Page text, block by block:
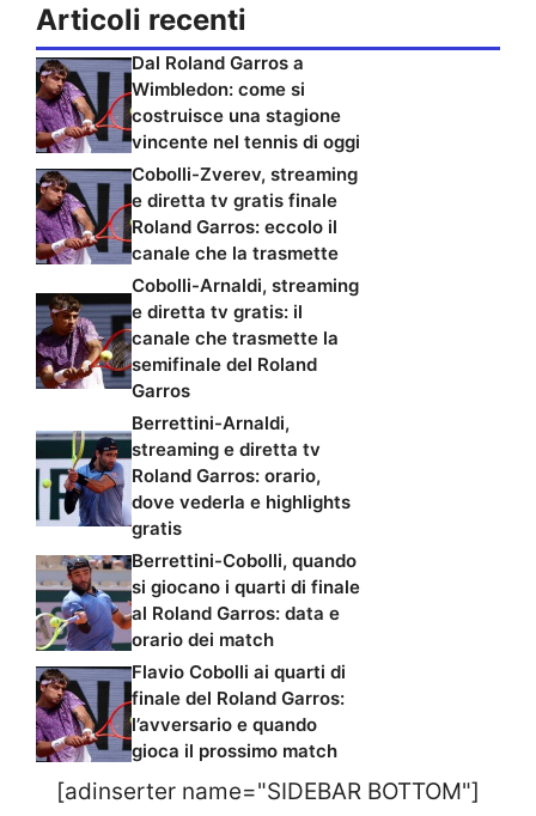
Articoli recenti
Dal Roland Garros a
Wimbledon: come si
costruisce una stagione
vincente nel tennis di oggi
Cobolli-Zverev, streaming
e diretta tv gratis finale
Roland Garros: eccolo il
canale che la trasmette
Cobolli-Arnaldi, streaming
e diretta tv gratis: il
canale che trasmette la
semifinale del Roland
Garros
Berrettini-Arnaldi,
streaming e diretta tv
Roland Garros: orario,
dove vederla e highlights
gratis
Berrettini-Cobolli, quando
si giocano i quarti di finale
al Roland Garros: data e
orario dei match
Flavio Cobolli ai quarti di
finale del Roland Garros:
l’avversario e quando
gioca il prossimo match
[adinserter name="SIDEBAR BOTTOM"]